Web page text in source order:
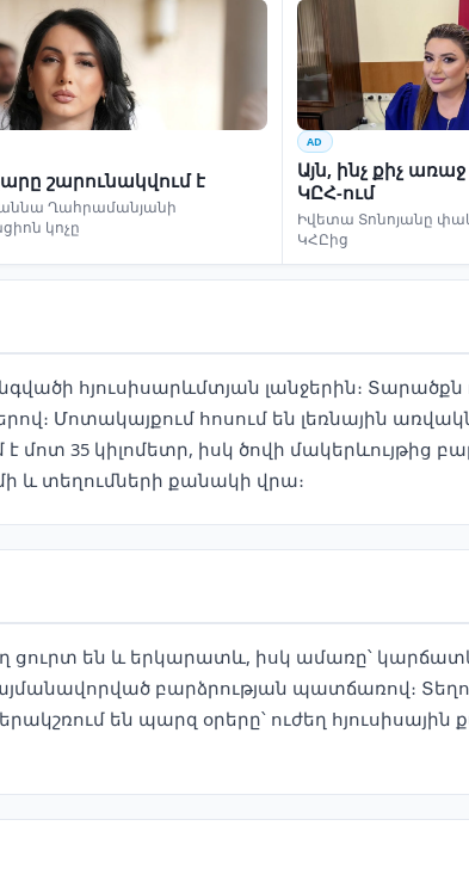
շարունակվում է
Ղահրամանյանի
կոչը
AD
Այն, ինչ քիչ
ԿԸՀ-ում
Իվետա Տոնոյանը
ԿՀԸից
հյուսիսարևմտյան լանջերին։ Տարածքն
Մոտակայքում հոսում են լեռնային
35 կիլոմետր, իսկ ծովի մակերևույթից
և տեղումների քանակի վրա։
ցուրտ են և երկարատև, իսկ ամառը՝
բարձրության պատճառով։
են պարզ օրերը՝ ուժեղ հյուսիսային